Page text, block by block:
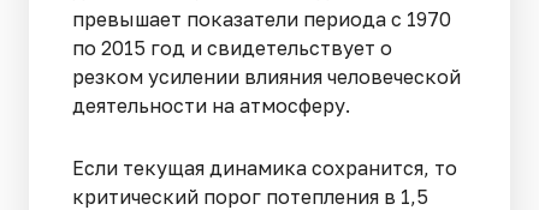
превышает показатели периода с 1970
по 2015 год и свидетельствует о
резком усилении влияния человеческой
деятельности на атмосферу.
Если текущая динамика сохранится, то
критический порог потепления в 1,5